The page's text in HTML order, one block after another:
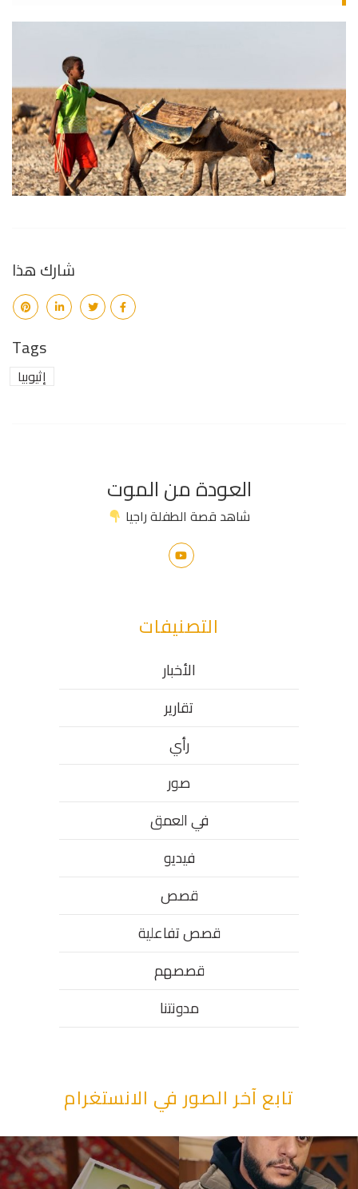
شارك هذا
Tags
إثيوبيا
العودة من الموت
شاهد قصة الطفلة راجيا
التصنيفات
الأخبار
تقارير
رأي
صور
في العمق
فيديو
قصص
قصص تفاعلية
قصصهم
مدونتنا
تابع آخر الصور في الانستغرام
“وقت بيمرق العيد.. ببكي.” ف